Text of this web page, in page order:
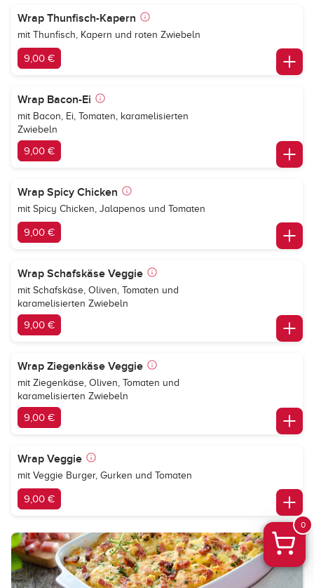
Wrap Thunfisch-Kapern
mit Thunfisch, Kapern und roten Zwiebeln
9,00 €
Wrap Bacon-Ei
mit Bacon, Ei, Tomaten, karamelisierten
Zwiebeln
9,00 €
Wrap Spicy Chicken
mit Spicy Chicken, Jalapenos und Tomaten
9,00 €
Wrap Schafskäse Veggie
mit Schafskäse, Oliven, Tomaten und
karamelisierten Zwiebeln
9,00 €
Wrap Ziegenkäse Veggie
mit Ziegenkäse, Oliven, Tomaten und
karamelisierten Zwiebeln
9,00 €
Wrap Veggie
mit Veggie Burger, Gurken und Tomaten
9,00 €
0